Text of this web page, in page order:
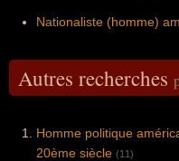
Nationaliste (homme)
Autres recherches
Homme politique
20ème siècle (11)